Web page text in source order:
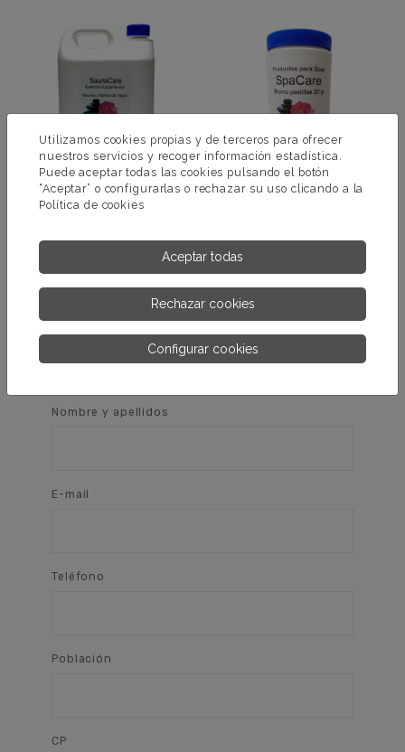
EUCAMENTOL
Nombre y apellidos
E-mail
Teléfono
Población
CP
Utilizamos cookies propias y de terceros para ofrecer
nuestros servicios y recoger información estadística.
Puede aceptar todas las cookies pulsando el botón
“Aceptar” o configurarlas o rechazar su uso clicando a la
Política de cookies
Aceptar todas
Rechazar cookies
Configurar cookies